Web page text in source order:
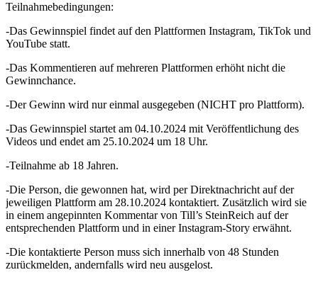
Teilnahmebedingungen:
-Das Gewinnspiel findet auf den Plattformen Instagram, TikTok und
YouTube statt.
-Das Kommentieren auf mehreren Plattformen erhöht nicht die
Gewinnchance.
-Der Gewinn wird nur einmal ausgegeben (NICHT pro Plattform).
-Das Gewinnspiel startet am 04.10.2024 mit Veröffentlichung des
Videos und endet am 25.10.2024 um 18 Uhr.
-Teilnahme ab 18 Jahren.
-Die Person, die gewonnen hat, wird per Direktnachricht auf der
jeweiligen Plattform am 28.10.2024 kontaktiert. Zusätzlich wird sie
in einem angepinnten Kommentar von Till’s SteinReich auf der
entsprechenden Plattform und in einer Instagram-Story erwähnt.
-Die kontaktierte Person muss sich innerhalb von 48 Stunden
zurückmelden, andernfalls wird neu ausgelost.